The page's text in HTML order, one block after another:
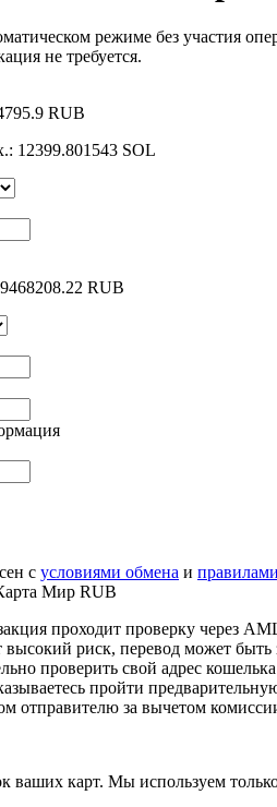
режиме без участия
не требуется.
RUB
12399.801543 SOL
RUB
с условиями обмена и
Мир RUB
проходит проверку через
высокий риск, перевод может
проверить свой адрес
пройти
отправителю за вычетом
ваших карт. Мы используем